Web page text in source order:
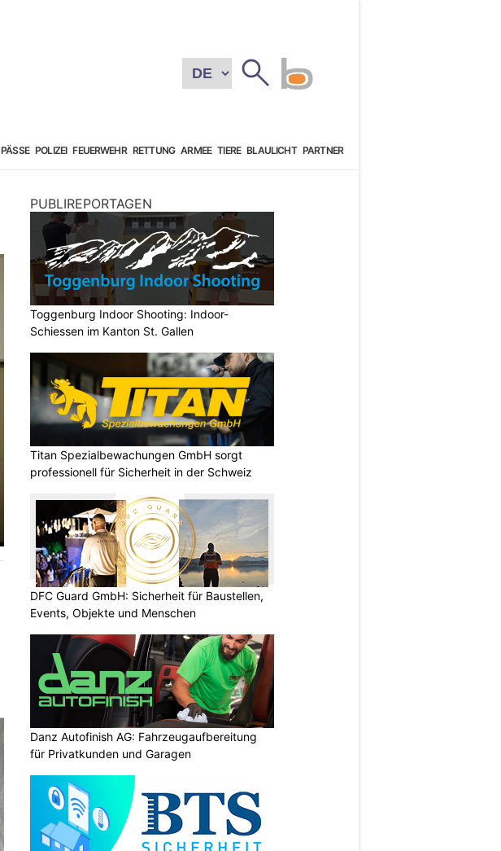
PÄSSE POLIZEI FEUERWEHR RETTUNG ARMEE TIERE BLAULICHT PARTNER
PUBLIREPORTAGEN
Toggenburg Indoor Shooting: Indoor-
Schiessen im Kanton St. Gallen
Titan Spezialbewachungen GmbH sorgt
professionell für Sicherheit in der Schweiz
DFC Guard GmbH: Sicherheit für Baustellen,
Events, Objekte und Menschen
Danz Autofinish AG: Fahrzeugaufbereitung
für Privatkunden und Garagen